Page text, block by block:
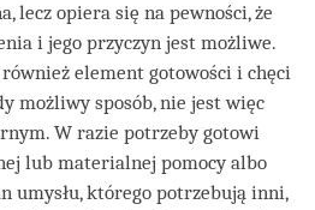
lecz opiera się na pewności, że
i jego przyczyn jest możliwe.
również element gotowości i chęci
możliwy sposób, nie jest więc
W razie potrzeby gotowi
lub materialnej pomocy albo
umysłu, którego potrzebują inni,